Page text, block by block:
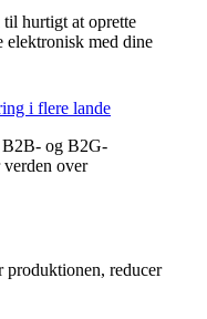
hurtigt at oprette
elektronisk med dine
i flere lande
og B2G-
verden over
produktionen, reducer